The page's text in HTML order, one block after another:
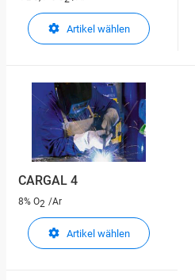
Artikel wählen
CARGAL 4
8% O2 /Ar
Artikel wählen